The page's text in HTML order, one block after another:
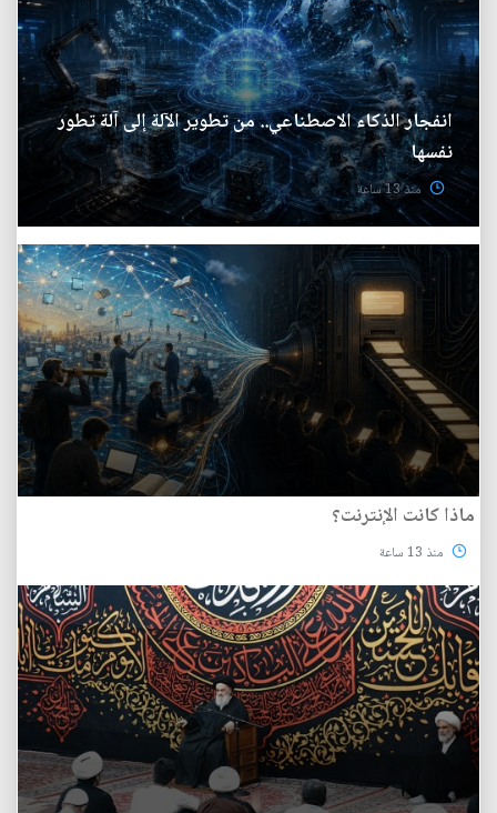
انفجار الذكاء الاصطناعي.. من تطوير الآلة إلى آلة تطور
نفسها
منذ 13 ساعة
ماذا كانت الإنترنت؟
منذ 13 ساعة